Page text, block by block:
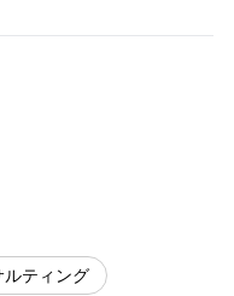
ルティング